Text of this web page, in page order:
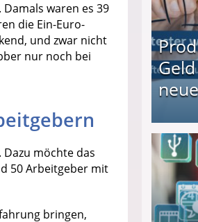
waren es 39
die Ein-Euro-
und zwar nicht
nur noch bei
möchte das
50 Arbeitgeber mit
bringen,
und Geld verdienen ↻